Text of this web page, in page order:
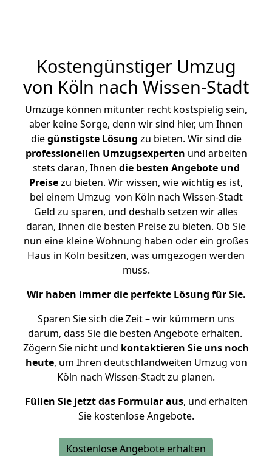
Kostengünstiger Umzug
von Köln nach Wissen-Stadt
Umzüge können mitunter recht kostspielig sein,
aber keine Sorge, denn wir sind hier, um Ihnen
diegünstigste Lösung zu bieten. Wir sind die
professionellen Umzugsexperten und arbeiten
stets daran, Ihnen die besten Angebote und
Preisezu bieten. Wir wissen, wie wichtig es ist,
bei einem Umzug von Köln nach Wissen-Stadt
Geld zu sparen, und deshalb setzen wir alles
daran, Ihnen die besten Preise zu bieten. Ob Sie
nun eine kleine Wohnung haben oder ein großes
Haus in Köln besitzen, was umgezogen werden
muss.
Wir haben immer die perfekte Lösung für Sie.
Sparen Sie sich die Zeit – wir kümmern uns
darum, dass Sie die besten Angebote erhalten.
Zögern Sie nicht und kontaktieren Sie uns noch
heute, um Ihren deutschlandweiten Umzug von
Köln nach Wissen-Stadt zu planen.
Füllen Sie jetzt das Formular aus, und erhalten
Sie kostenlose Angebote.
Kostenlose Angebote erhalten